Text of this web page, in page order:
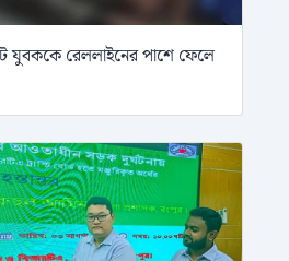
যুবককে রেললাইনের পাশে ফেলে